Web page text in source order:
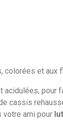
et
acidulées, pour
cassis
votre ami pour